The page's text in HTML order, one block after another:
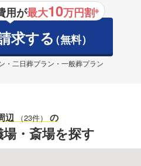
用が最大10万円割※
求する（無料）
・二日葬プラン・一般葬プラン
辺 （23件） の
・斎場を探す